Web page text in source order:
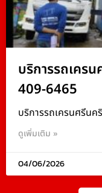
บริการรถเคร
409-6465
บริการรถเครนศรีนค
ดูเพิ่มเติม »
04/06/2026